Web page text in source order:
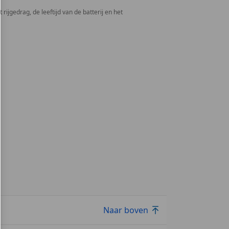
rijgedrag, de leeftijd van de batterij en het
Naar boven